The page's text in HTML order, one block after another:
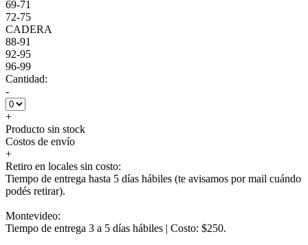
69-71
72-75
CADERA
88-91
92-95
96-99
Cantidad:
-
+
Producto sin stock
Costos de envío
+
Retiro en locales sin costo:
Tiempo de entrega hasta 5 días hábiles (te avisamos por mail cuándo
podés retirar).
Montevideo:
Tiempo de entrega 3 a 5 días hábiles | Costo: $250.